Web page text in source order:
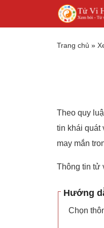
Trang chủ »
Theo quy
tin khái quát
may mắn
Thông tin tử
Hướng
Chọn